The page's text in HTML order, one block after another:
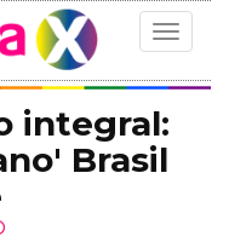
Toggle
integral:
Brasil